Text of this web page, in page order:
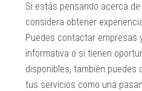
Si estás pensando acerca
considera obtener
Puedes contactar empresas
informativa o si tienen
disponibles, también puedes
tus servicios como una